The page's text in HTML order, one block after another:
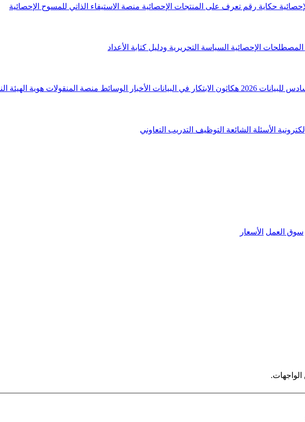
حكاية رقم تعرف على المنتجات الإحصائية منصة الاستيفاء الذاتي للمسوح الإحصائية
الإحصائية السياسة التحريرية ودليل كتابة الأعداد
للبيانات 2026 هكاثون الابتكار في البيانات الأخبار الوسائط منصة المنقولات هوية الهيئة
الأسئلة الشائعة التوظيف التدريب التعاوني
سوق العمل الأسعار